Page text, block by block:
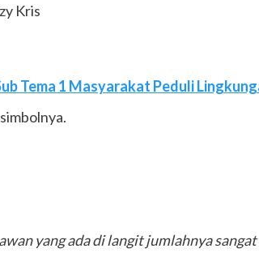
Kris
Tema 1 Masyarakat Peduli
yang ada di langit jumlahnya